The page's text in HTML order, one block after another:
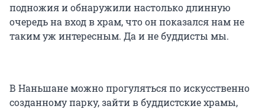
подножия и обнаружили настолько длинную
очередь на вход в храм, что он показался нам не
таким уж интересным. Да и не буддисты мы.
В Наньшане можно прогуляться по искусственно
созданному парку, зайти в буддистские храмы,